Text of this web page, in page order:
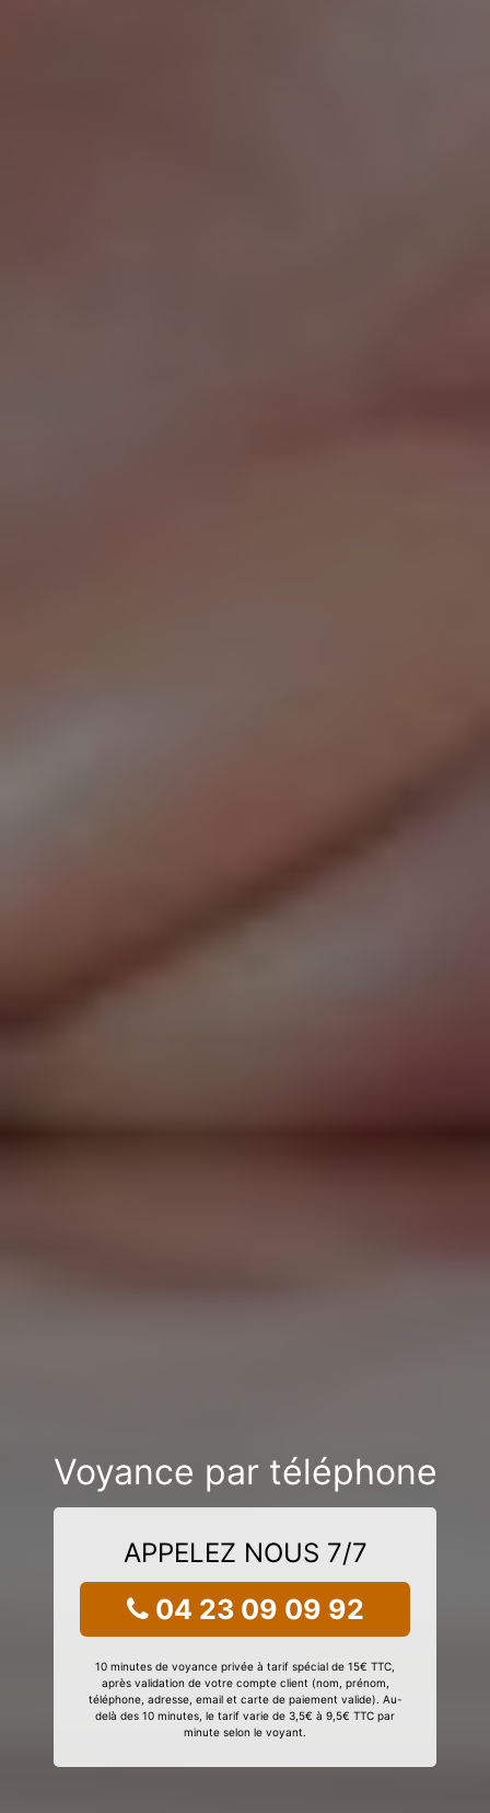
Voyance par téléphone
APPELEZ NOUS 7/7
04 23 09 09 92
10 minutes de voyance privée à tarif spécial de 15€ TTC,
après validation de votre compte client (nom, prénom,
téléphone, adresse, email et carte de paiement valide). Au-
delà des 10 minutes, le tarif varie de 3,5€ à 9,5€ TTC par
minute selon le voyant.